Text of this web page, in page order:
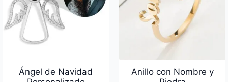
Ángel de Navidad
Anillo con Nombre y